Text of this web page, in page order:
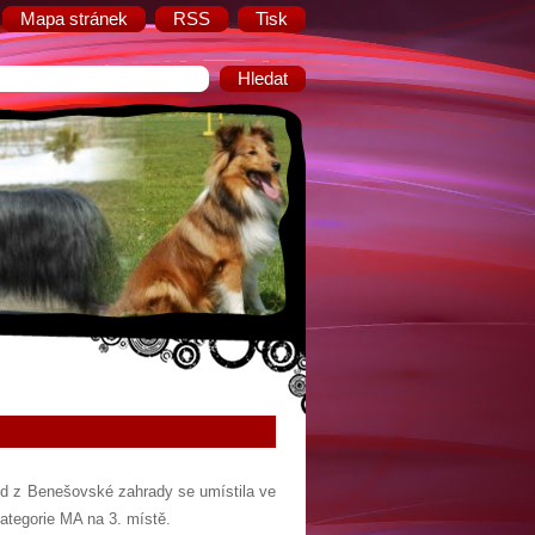
Mapa stránek RSS Tisk
z Benešovské zahrady se umístila ve
MA na 3. místě.